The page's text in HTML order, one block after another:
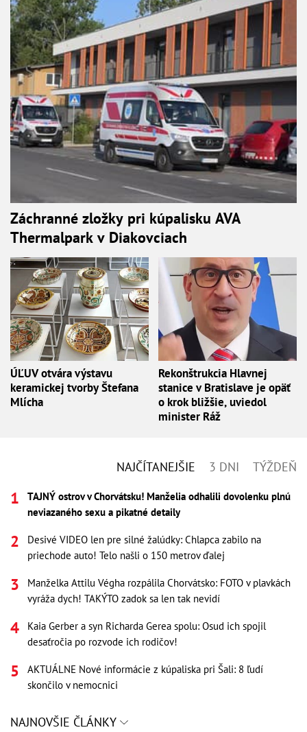
Záchranné zložky pri kúpalisku AVA
Thermalpark v Diakovciach
ÚĽUV otvára výstavu
keramickej tvorby Štefana
Mlícha
Rekonštrukcia Hlavnej
stanice v Bratislave je opäť
o krok bližšie, uviedol
minister Ráž
NAJČÍTANEJŠIE 3 DNI TÝŽDEŇ
TAJNÝ ostrov v Chorvátsku! Manželia odhalili dovolenku plnú
neviazaného sexu a pikatné detaily
Desivé VIDEO len pre silné žalúdky: Chlapca zabilo na
priechode auto! Telo našli o 150 metrov ďalej
Manželka Attilu Végha rozpálila Chorvátsko: FOTO v plavkách
vyráža dych! TAKÝTO zadok sa len tak nevidí
Kaia Gerber a syn Richarda Gerea spolu: Osud ich spojil
desaťročia po rozvode ich rodičov!
AKTUÁLNE Nové informácie z kúpaliska pri Šali: 8 ľudí
skončilo v nemocnici
NAJNOVŠIE ČLÁNKY